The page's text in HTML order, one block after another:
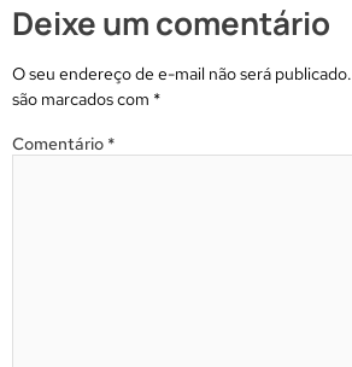
Deixe um comentário
O seu endereço de e-mail não será publicado.
são marcados com *
Comentário *